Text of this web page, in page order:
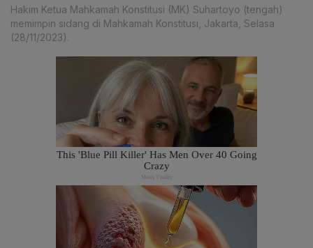
Hakim Ketua Mahkamah Konstitusi (MK) Suhartoyo (tengah)
memimpin sidang di Mahkamah Konstitusi, Jakarta, Selasa
(28/11/2023).